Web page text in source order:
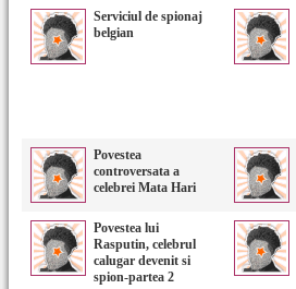
Serviciul de spionaj
belgian
Povestea
controversata a
celebrei Mata Hari
Povestea lui
Rasputin, celebrul
calugar devenit si
spion-partea 2